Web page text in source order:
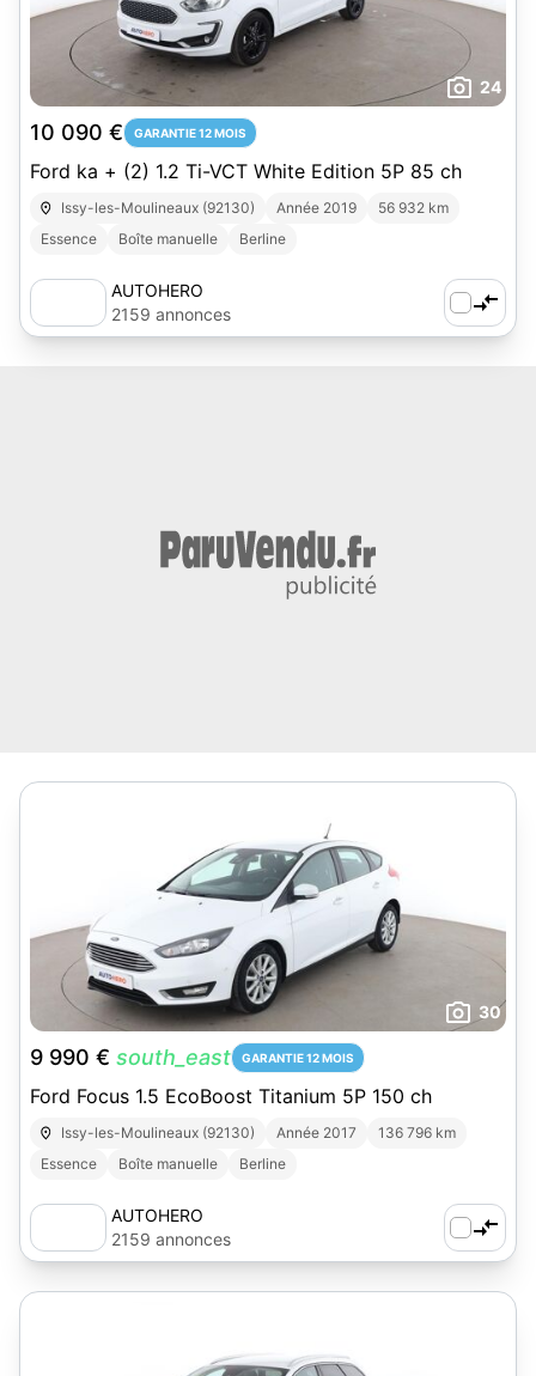
24
10 090 € GARANTIE 12 MOIS
Ford ka + (2) 1.2 Ti-VCT White Edition 5P 85 ch
Issy-les-Moulineaux (92130) Année 2019
56 932 km
Essence
Boîte manuelle Berline
AUTOHERO
2159 annonces
30
9 990 € south_east GARANTIE 12 MOIS
Ford Focus 1.5 EcoBoost Titanium 5P 150 ch
Issy-les-Moulineaux (92130) Année 2017
136 796 km
Essence
Boîte manuelle Berline
AUTOHERO
2159 annonces